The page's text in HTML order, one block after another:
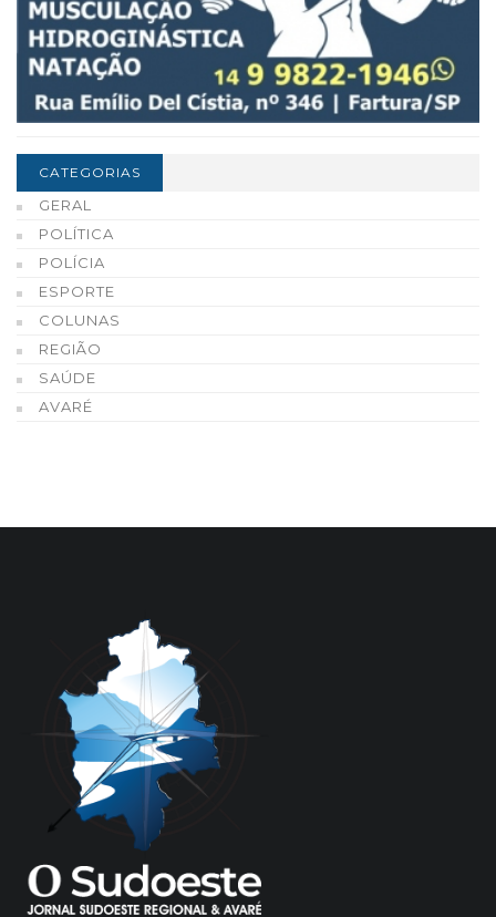
CATEGORIAS
GERAL
POLÍTICA
POLÍCIA
ESPORTE
COLUNAS
REGIÃO
SAÚDE
AVARÉ